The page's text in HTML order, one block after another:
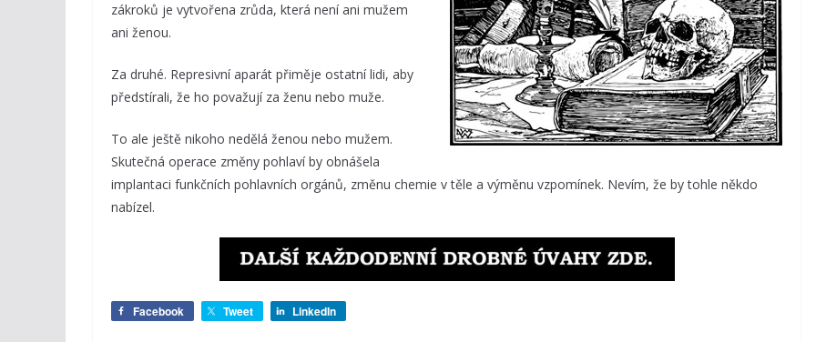
zákroků je vytvořena zrůda, která není ani mužem
ani ženou.
Za druhé. Represivní aparát přiměje ostatní lidi, aby
předstírali, že ho považují za ženu nebo muže.
To ale ještě nikoho nedělá ženou nebo mužem.
Skutečná operace změny pohlaví by obnášela
implantaci funkčních pohlavních orgánů, změnu chemie v těle a výměnu vzpomínek. Nevím, že by tohle někdo
nabízel.
Facebook Tweet LinkedIn